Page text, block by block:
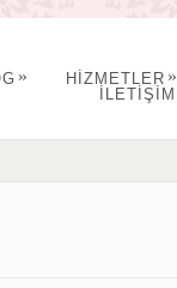
» HİZMETLER »
İLETİŞİM